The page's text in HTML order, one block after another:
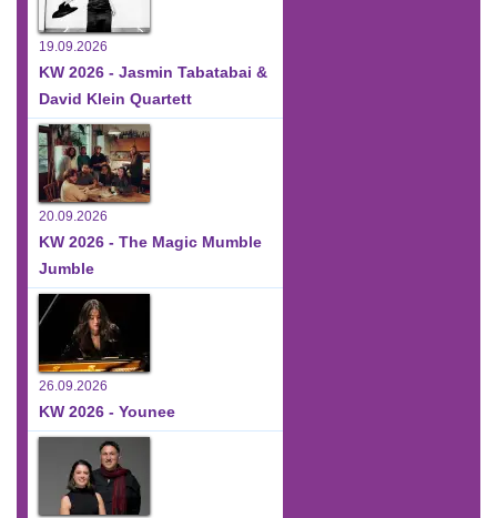
19.09.2026
KW 2026 - Jasmin Tabatabai &
David Klein Quartett
20.09.2026
KW 2026 - The Magic Mumble
Jumble
26.09.2026
KW 2026 - Younee